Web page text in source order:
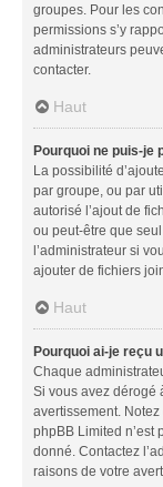
groupes. Pour les
permissions s’y
administrateurs
contacter.
Haut
Pourquoi ne puis-je
La possibilité
par groupe, ou par
autorisé l’ajout de
ou peut-être que
l’administrateur si
ajouter de fichiers
Haut
Pourquoi ai-je reçu
Chaque
Si vous avez dérogé
avertissement. Notez
phpBB Limited n’est
donné. Contactez
raisons de votre